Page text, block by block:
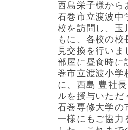
西島栄子様から
石巻市立渡波中
校を訪問し、玉
もに、各校の
見交換を行い
部屋に昼食時に
巻市立渡波小学
に、西島 豊社
ルを授与いただ
石巻専修大学の
一様にもご協力